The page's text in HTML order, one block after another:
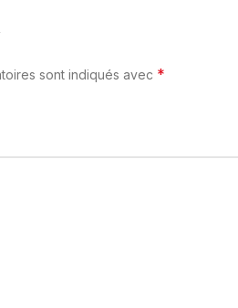
sont indiqués avec *